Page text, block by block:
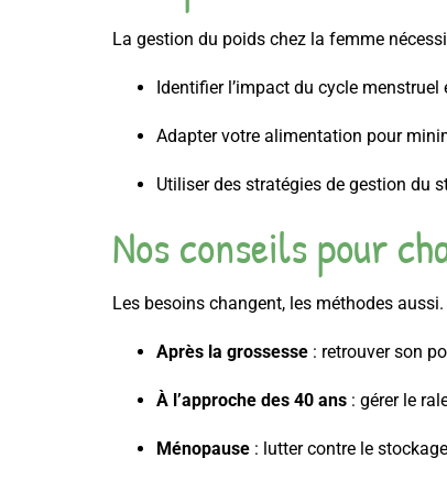
La gestion du poids chez la femme
Identifier l’impact du cycle menstruel
Adapter votre alimentation pour
Utiliser des stratégies de gestion du
Nos conseils pour
Les besoins changent, les méthodes
Après la grossesse : retrouver son
À l’approche des 40 ans : gérer le
Ménopause : lutter contre le